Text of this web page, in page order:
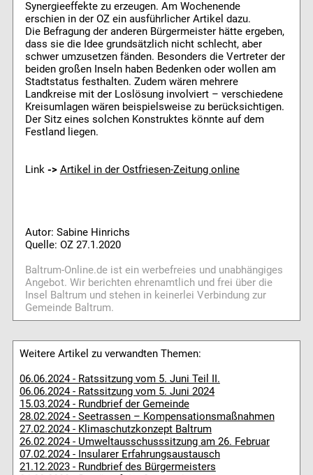
Synergieeffekte zu erzeugen. Am Wochenende
erschien in der OZ ein ausführlicher Artikel dazu.
Die Befragung der anderen Bürgermeister hätte ergeben,
dass sie die Idee grundsätzlich nicht schlecht, aber
schwer umzusetzen fänden. Besonders die Vertreter der
beiden großen Inseln haben Bedenken oder wollen am
Stadtstatus festhalten. Zudem wären mehrere
Landkreise mit der Loslösung involviert – verschiedene
Kreisumlagen wären beispielsweise zu berücksichtigen.
Der Sitz eines solchen Konstruktes könnte auf dem
Festland liegen.
Link -> Artikel in der Ostfriesen-Zeitung online
Autor: Sabine Hinrichs
Quelle: OZ 27.1.2020
Baltrum-Online.de ist ein werbefreies und unabhängiges
Angebot. Wir berichten ehrenamtlich und frei über die
Insel Baltrum und stehen in keinerlei Verbindung zur
Gemeinde Baltrum.
Weitere Artikel zu verwandten Themen:
06.06.2024 - Ratssitzung vom 5. Juni Teil II.
06.06.2024 - Ratssitzung vom 5. Juni 2024
15.03.2024 - Rundbrief der Gemeinde
28.02.2024 - Seetrassen – Kompensationsmaßnahmen
27.02.2024 - Klimaschutzkonzept Baltrum
26.02.2024 - Umweltausschusssitzung am 26. Februar
07.02.2024 - Insularer Erfahrungsaustausch
21.12.2023 - Rundbrief des Bürgermeisters